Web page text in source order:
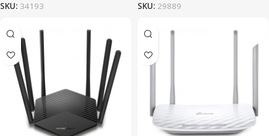
SKU: 34193 SKU: 29889